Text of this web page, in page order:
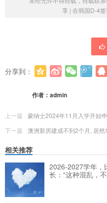
享 | 在韩国D-4
分享到：
作者： admin
上一篇
蒙纳士2024年11月入学开始
下一篇
澳洲新房建成不到2个月, 居
相关推荐
2026-2027学年，
长：“这种混乱，